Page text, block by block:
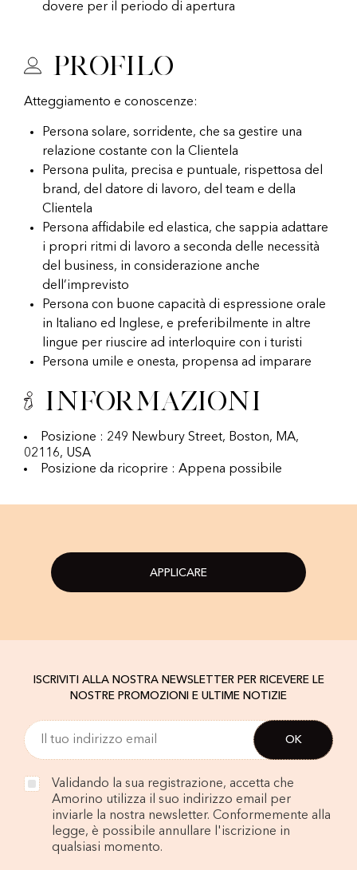
dovere per il periodo di apertura
Profilo
Atteggiamento e conoscenze:
Persona solare, sorridente, che sa gestire una
relazione costante con la Clientela
Persona pulita, precisa e puntuale, rispettosa del
brand, del datore di lavoro, del team e della
Clientela
Persona affidabile ed elastica, che sappia adattare
i propri ritmi di lavoro a seconda delle necessità
del business, in considerazione anche
dell’imprevisto
Persona con buone capacità di espressione orale
in Italiano ed Inglese, e preferibilmente in altre
lingue per riuscire ad interloquire con i turisti
Persona umile e onesta, propensa ad imparare
Informazioni
Posizione : 249 Newbury Street, Boston, MA,
02116, USA
Posizione da ricoprire : Appena possibile
APPLICARE
ISCRIVITI ALLA NOSTRA NEWSLETTER PER RICEVERE LE
NOSTRE PROMOZIONI E ULTIME NOTIZIE
Validando la sua registrazione, accetta che
Amorino utilizza il suo indirizzo email per
inviarle la nostra newsletter. Conformemente alla
legge, è possibile annullare l'iscrizione in
qualsiasi momento.